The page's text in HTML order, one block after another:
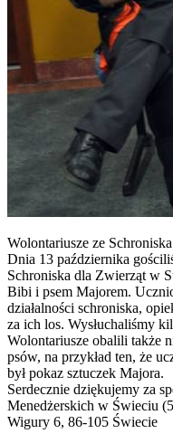
Wolontariusze ze
Dnia 13 października
Schroniska dla Zwierząt w
Bibi i psem Majorem.
działalności schroniska,
za ich los. Wysłuchaliśmy
Wolontariusze obalili także
psów, na przykład ten, że
był pokaz sztuczek Majora.
Serdecznie dziękujemy za
Menedżerskich w Świeciu
Wigury 6, 86-105 Świecie